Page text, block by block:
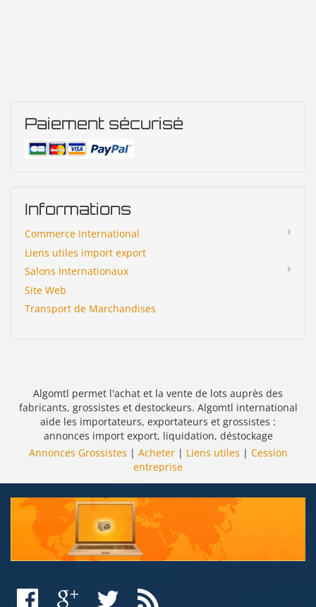
Paiement sécurisé
Informations
Commerce International
Liens utiles import export
Salons Internationaux
Site Web
Transport de Marchandises
Algomtl permet l'achat et la vente de lots auprès des
fabricants, grossistes et destockeurs. Algomtl international
aide les importateurs, exportateurs et grossistes :
annonces import export, liquidation, déstockage
Annonces Grossistes | Acheter| Liens utiles | Cession
entreprise